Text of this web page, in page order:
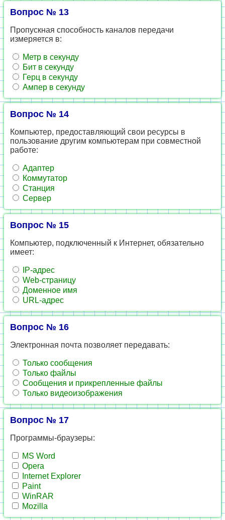
Вопрос № 13
Пропускная способность каналов передачи
измеряется в:
Метр в секунду
Бит в секунду
Герц в секунду
Ампер в секунду
Вопрос № 14
Компьютер, предоставляющий свои ресурсы в
пользование другим компьютерам при совместной
работе:
Адаптер
Коммутатор
Станция
Сервер
Вопрос № 15
Компьютер, подключенный к Интернет, обязательно
имеет:
IP-адрес
Web-страницу
Доменное имя
URL-адрес
Вопрос № 16
Электронная почта позволяет передавать:
Только сообщения
Только файлы
Сообщения и прикрепленные файлы
Только видеоизображения
Вопрос № 17
Программы-браузеры:
MS Word
Opera
Internet Explorer
Paint
WinRAR
Mozilla